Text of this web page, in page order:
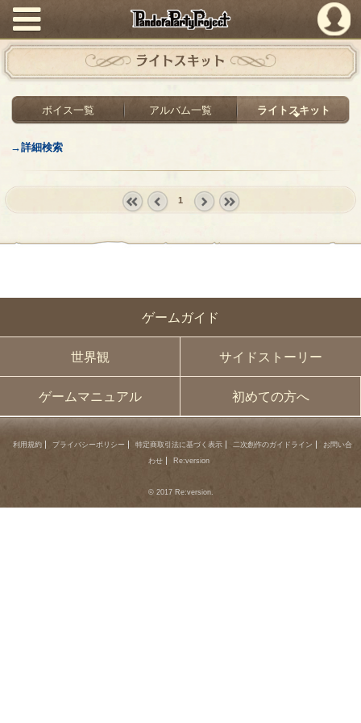
PandoraPartyProject
ゲームガイド
世界観 サイドストーリー
ゲームマニュアル 初めての方へ
ライトスキット
ボイス一覧 アルバム一覧 ライトスキット
→詳細検索
1
利用規約 プライバシーポリシー 特定商取引法に基づく表示 二次創作のガイドライン
お問い合
わせ
Re:version
© 2017 Re:version.